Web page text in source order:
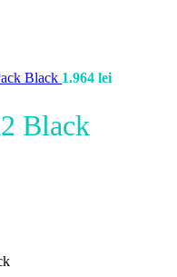
Black 1.964 lei
Black